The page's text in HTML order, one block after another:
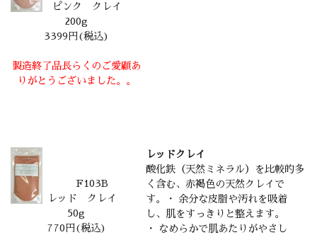
ピンク クレイ
200g
3399円(税込)
製造終了品長らくのご愛顧あ
りがとうございました。
。
F103B
レッド クレイ
50g
770円(税込)
レッドクレイ
酸化鉄（天然ミネラル）を比較的多
く含む、赤褐色の天然クレイで
す。・ 余分な皮脂や汚れを吸着
し、肌をすっきりと整えます。
・ なめらかで肌あたりがやさし